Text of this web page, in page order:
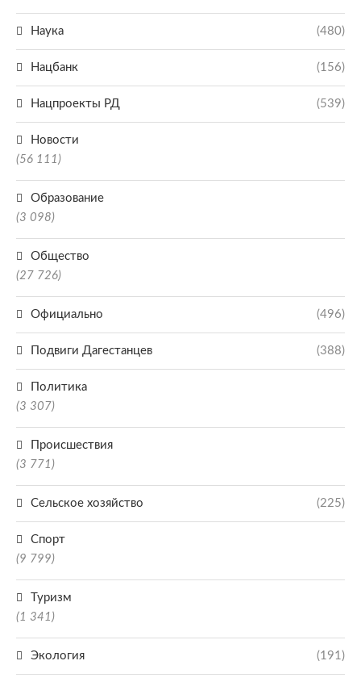
Наука (480)
Нацбанк (156)
Нацпроекты РД (539)
Новости
(56 111)
Образование
(3 098)
Общество
(27 726)
Официально (496)
Подвиги Дагестанцев (388)
Политика
(3 307)
Происшествия
(3 771)
Сельское хозяйство (225)
Спорт
(9 799)
Туризм
(1 341)
Экология (191)